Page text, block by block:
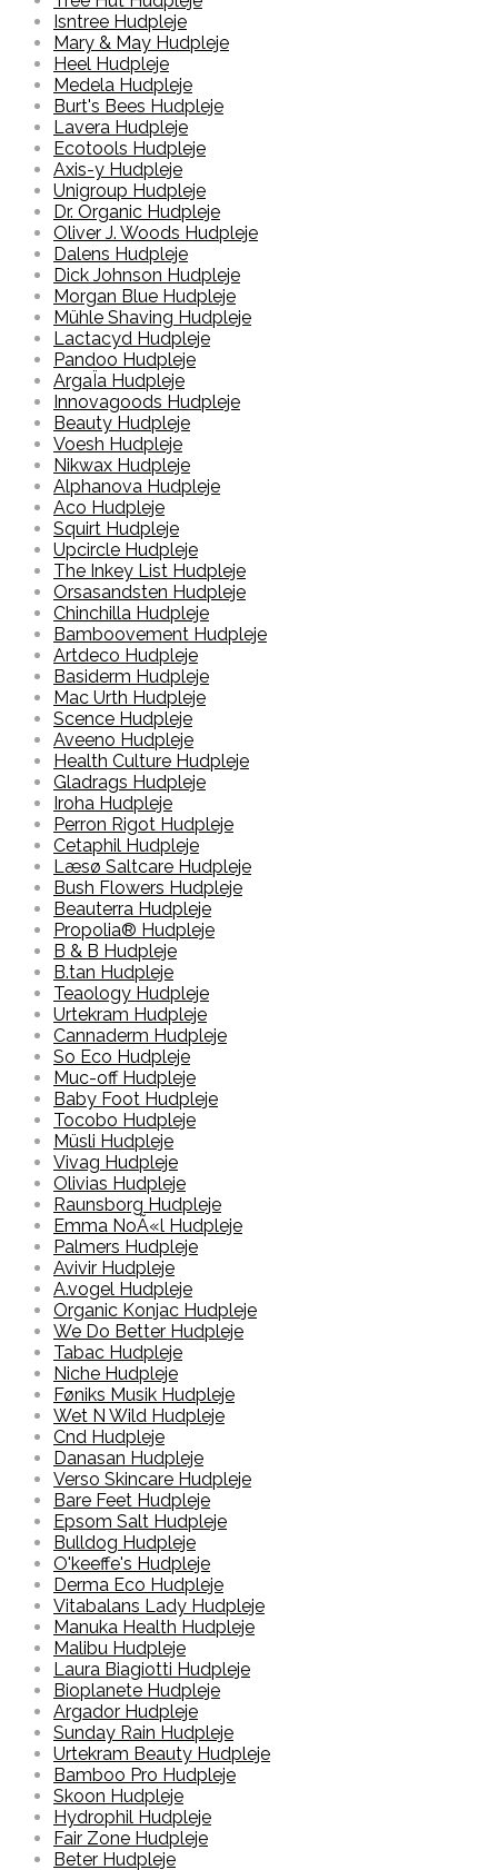
Isntree Hudpleje
Mary & May Hudpleje
Heel Hudpleje
Medela Hudpleje
Burt's Bees Hudpleje
Lavera Hudpleje
Ecotools Hudpleje
Axis-y Hudpleje
Unigroup Hudpleje
Dr. Organic Hudpleje
Oliver J. Woods Hudpleje
Dalens Hudpleje
Dick Johnson Hudpleje
Morgan Blue Hudpleje
Mühle Shaving Hudpleje
Lactacyd Hudpleje
Pandoo Hudpleje
ArgaÏa Hudpleje
Innovagoods Hudpleje
Beauty Hudpleje
Voesh Hudpleje
Nikwax Hudpleje
Alphanova Hudpleje
Aco Hudpleje
Squirt Hudpleje
Upcircle Hudpleje
The Inkey List Hudpleje
Orsasandsten Hudpleje
Chinchilla Hudpleje
Bamboovement Hudpleje
Artdeco Hudpleje
Basiderm Hudpleje
Mac Urth Hudpleje
Scence Hudpleje
Aveeno Hudpleje
Health Culture Hudpleje
Gladrags Hudpleje
Iroha Hudpleje
Perron Rigot Hudpleje
Cetaphil Hudpleje
Læsø Saltcare Hudpleje
Bush Flowers Hudpleje
Beauterra Hudpleje
Propolia® Hudpleje
B & B Hudpleje
B.tan Hudpleje
Teaology Hudpleje
Urtekram Hudpleje
Cannaderm Hudpleje
So Eco Hudpleje
Muc-off Hudpleje
Baby Foot Hudpleje
Tocobo Hudpleje
Müsli Hudpleje
Vivag Hudpleje
Olivias Hudpleje
Raunsborg Hudpleje
Emma NoÃ«l Hudpleje
Palmers Hudpleje
Avivir Hudpleje
A.vogel Hudpleje
Organic Konjac Hudpleje
We Do Better Hudpleje
Tabac Hudpleje
Niche Hudpleje
Føniks Musik Hudpleje
Wet N Wild Hudpleje
Cnd Hudpleje
Danasan Hudpleje
Verso Skincare Hudpleje
Bare Feet Hudpleje
Epsom Salt Hudpleje
Bulldog Hudpleje
O'keeffe's Hudpleje
Derma Eco Hudpleje
Vitabalans Lady Hudpleje
Manuka Health Hudpleje
Malibu Hudpleje
Laura Biagiotti Hudpleje
Bioplanete Hudpleje
Argador Hudpleje
Sunday Rain Hudpleje
Urtekram Beauty Hudpleje
Bamboo Pro Hudpleje
Skoon Hudpleje
Hydrophil Hudpleje
Fair Zone Hudpleje
Beter Hudpleje